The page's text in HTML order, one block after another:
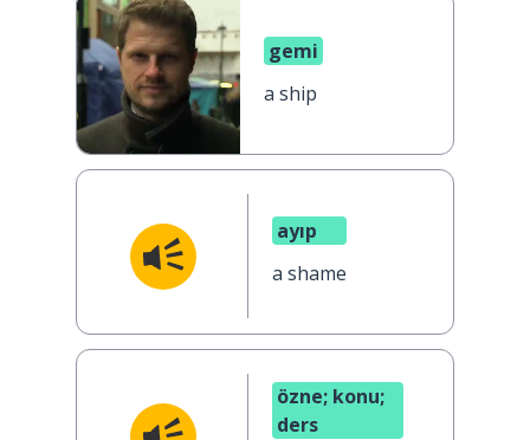
gemi
a ship
ayıp
a shame
özne; konu;
ders